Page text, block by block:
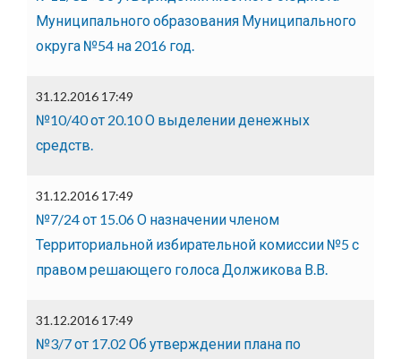
Муниципального образования Муниципального
округа №54 на 2016 год.
31.12.2016 17:49
№10/40 от 20.10 О выделении денежных
средств.
31.12.2016 17:49
№7/24 от 15.06 О назначении членом
Территориальной избирательной комиссии №5 с
правом решающего голоса Должикова В.В.
31.12.2016 17:49
№3/7 от 17.02 Об утверждении плана по